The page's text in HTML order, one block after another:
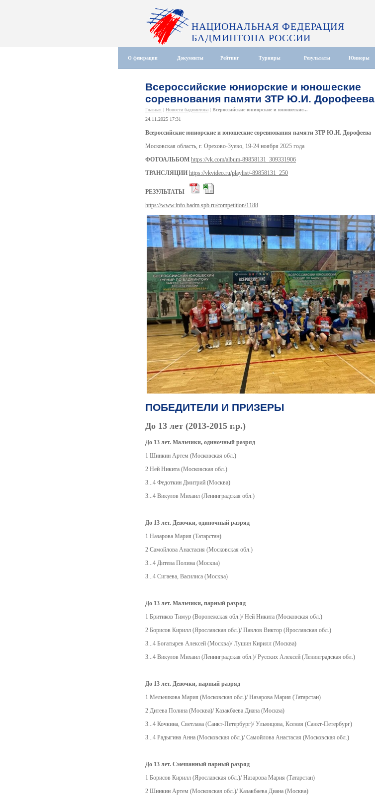
НАЦИОНАЛЬНАЯ ФЕДЕРАЦИЯ
БАДМИНТОНА РОССИИ
О федерации Документы Рейтинг Турниры Результаты Юниоры
Всероссийские юниорские и юношеские
соревнования памяти ЗТР Ю.И. Дорофеева
Главная | Новости бадминтона | Всероссийские юниорские и юношеские...
24.11.2025 17:31
Всероссийские юниорские и юношеские соревнования памяти ЗТР Ю.И. Дорофеева
Московская область, г. Орехово-Зуево, 19-24 ноября 2025 года
ФОТОАЛЬБОМ https://vk.com/album-89858131_309331906
ТРАНСЛЯЦИИ https://vkvideo.ru/playlist/-89858131_250
РЕЗУЛЬТАТЫ
https://www.info.badm.spb.ru/competition/1188
ПОБЕДИТЕЛИ И ПРИЗЕРЫ
До 13 лет (2013-2015 г.р.)
До 13 лет. Мальчики, одиночный разряд
1 Шинкин Артем (Московская обл.)
2 Ней Никита (Московская обл.)
3...4 Федоткин Дмитрий (Москва)
3...4 Викулов Михаил (Ленинградская обл.)
До 13 лет. Девочки, одиночный разряд
1 Назарова Мария (Татарстан)
2 Самойлова Анастасия (Московская обл.)
3...4 Дитева Полина (Москва)
3...4 Сигаева, Василиса (Москва)
До 13 лет. Мальчики, парный разряд
1 Бритиков Тимур (Воронежская обл.)/ Ней Никита (Московская обл.)
2 Борисов Кирилл (Ярославская обл.)/ Павлов Виктор (Ярославская обл.)
3...4 Богатырев Алексей (Москва)/ Лушин Кирилл (Москва)
3...4 Викулов Михаил (Ленинградская обл.)/ Русских Алексей (Ленинградская обл.)
До 13 лет. Девочки, парный разряд
1 Мельникова Мария (Московская обл.)/ Назарова Мария (Татарстан)
2 Дитева Полина (Москва)/ Казакбаева Диана (Москва)
3...4 Кочкина, Светлана (Санкт-Петербург)/ Ульянцова, Ксения (Санкт-Петербург)
3...4 Радыгина Анна (Московская обл.)/ Самойлова Анастасия (Московская обл.)
До 13 лет. Смешанный парный разряд
1 Борисов Кирилл (Ярославская обл.)/ Назарова Мария (Татарстан)
2 Шинкин Артем (Московская обл.)/ Казакбаева Диана (Москва)